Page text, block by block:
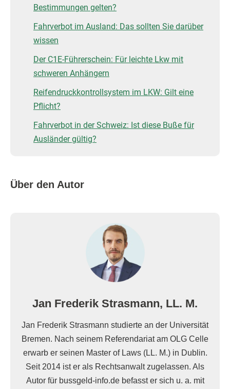
Bestimmungen gelten?
Fahrverbot im Ausland: Das sollten Sie darüber
wissen
Der C1E-Führerschein: Für leichte Lkw mit
schweren Anhängern
Reifendruckkontrollsystem im LKW: Gilt eine
Pflicht?
Fahrverbot in der Schweiz: Ist diese Buße für
Ausländer gültig?
Über den Autor
Jan Frederik Strasmann, LL. M.
Jan Frederik Strasmann studierte an der Universität
Bremen. Nach seinem Referendariat am OLG Celle
erwarb er seinen Master of Laws (LL. M.) in Dublin.
Seit 2014 ist er als Rechtsanwalt zugelassen. Als
Autor für bussgeld-info.de befasst er sich u. a. mit